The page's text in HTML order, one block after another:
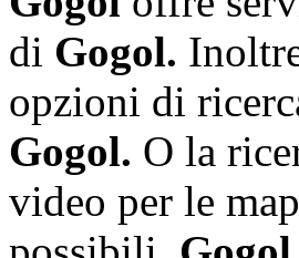
di Gogol.
opzioni di
Gogol. O la
video per le